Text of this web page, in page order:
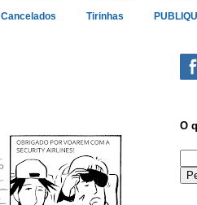
Cancelados Tirinhas
O